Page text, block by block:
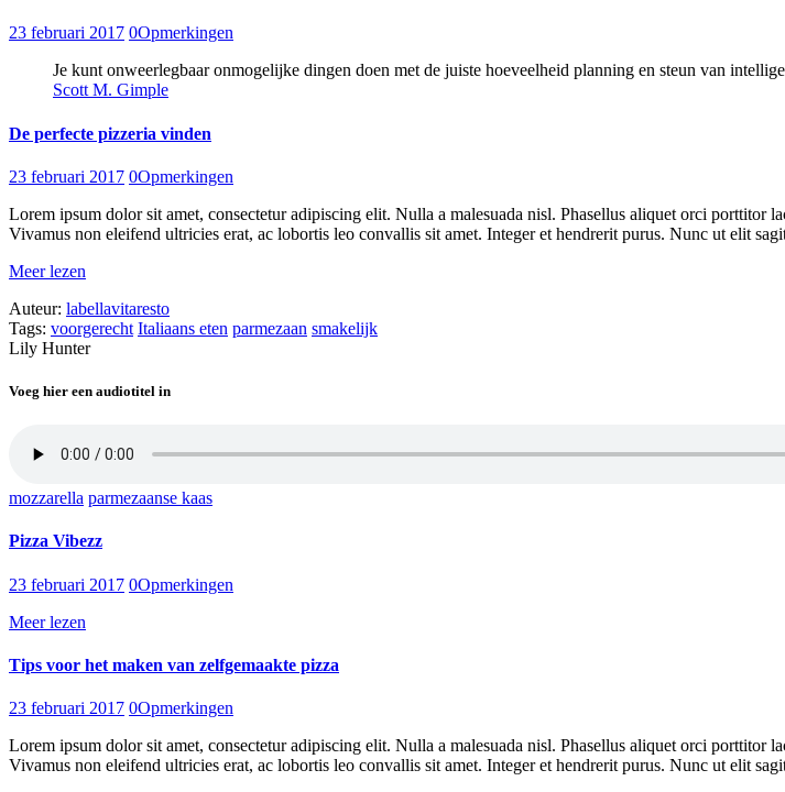
23 februari 2017 0Opmerkingen
Je kunt onweerlegbaar onmogelijke dingen doen met de juiste hoeveelheid planning en steun van
Scott M. Gimple
De perfecte pizzeria vinden
23 februari 2017 0Opmerkingen
Lorem ipsum dolor sit amet, consectetur adipiscing elit. Nulla a malesuada nisl. Phasellus aliquet orci porttitor
Vivamus non eleifend ultricies erat, ac lobortis leo convallis sit amet. Integer et hendrerit purus. Nunc ut elit
Meer lezen
Auteur: labellavitaresto
Tags: voorgerecht Italiaans eten parmezaan smakelijk
Lily Hunter
Voeg hier een audiotitel in
mozzarella parmezaanse kaas
Pizza Vibezz
23 februari 2017 0Opmerkingen
Meer lezen
Tips voor het maken van zelfgemaakte pizza
23 februari 2017 0Opmerkingen
Lorem ipsum dolor sit amet, consectetur adipiscing elit. Nulla a malesuada nisl. Phasellus aliquet orci porttitor
Vivamus non eleifend ultricies erat, ac lobortis leo convallis sit amet. Integer et hendrerit purus. Nunc ut elit